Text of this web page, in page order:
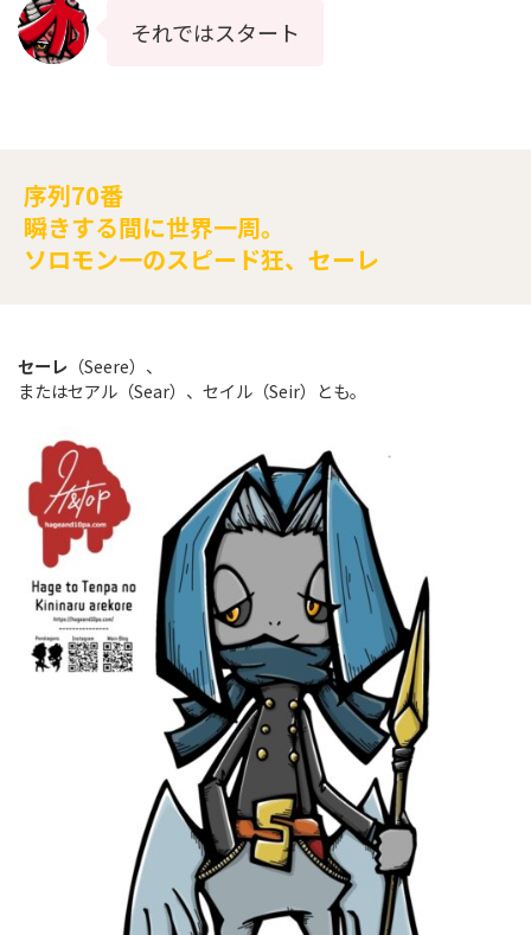
それではスタート
序列70番
瞬きする間に世界一周。
ソロモン一のスピード狂、セーレ
セーレ （Seere）、
またはセアル（Sear）、セイル（Seir）とも。